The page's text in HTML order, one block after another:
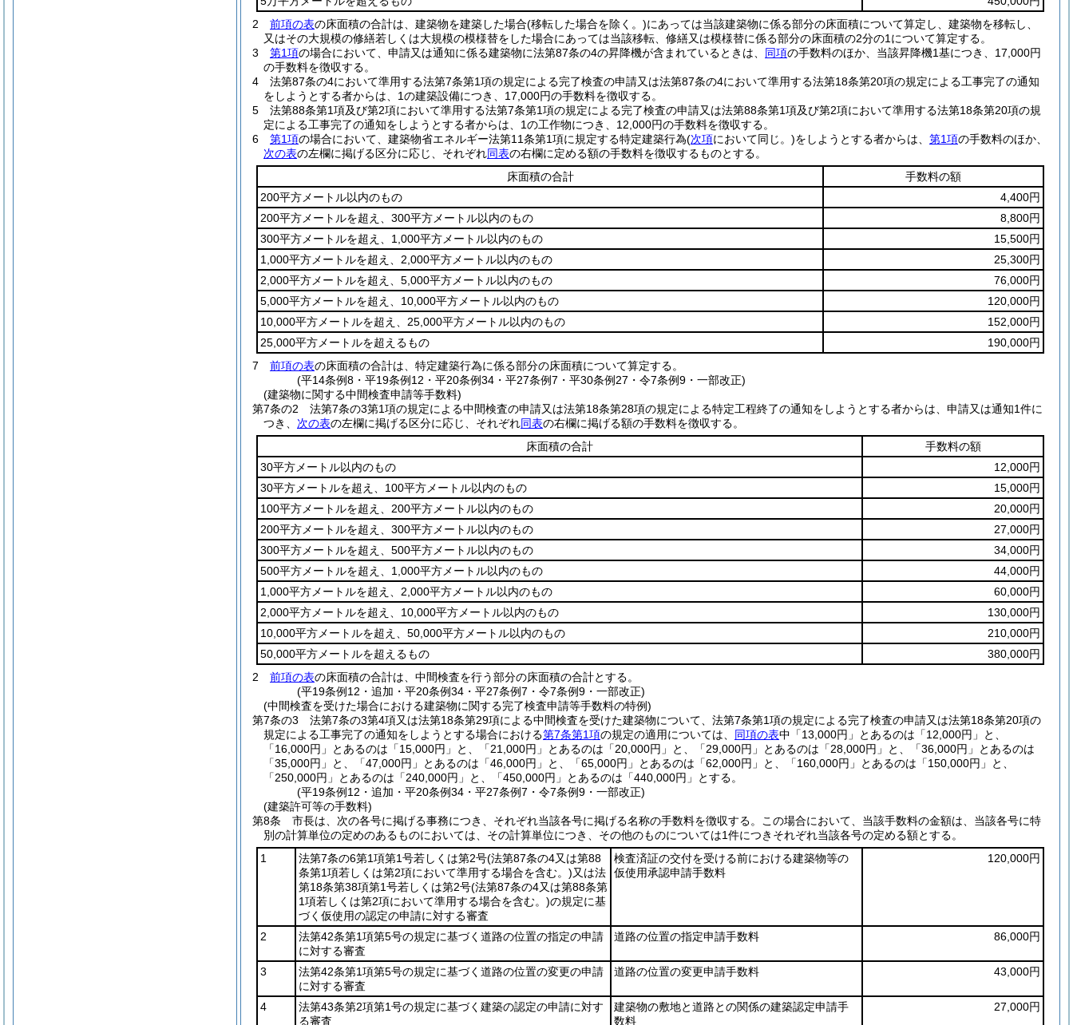
2
前項の表の床面積の合計は、建築物を建築した場合(移転した場合を除く。)にあっては当該建築物に係る部分の床面積について算定し、建築物を移転し、
又はその大規模の修繕若しくは大規模の模様替をした場合にあっては当該移転、修繕又は模様替に係る部分の床面積の2分の1について算定する。
3
第1項の場合において、申請又は通知に係る建築物に法第87条の4の昇降機が含まれているときは、 同項の手数料のほか、当該昇降機1基につき、17,000円
の手数料を徴収する。
4
法第87条の4において準用する法第7条第1項の規定による完了検査の申請又は法第87条の4において準用する法第18条第20項の規定による工事完了の通知
をしようとする者からは、1の建築設備につき、17,000円の手数料を徴収する。
5
法第88条第1項及び第2項において準用する法第7条第1項の規定による完了検査の申請又は法第88条第1項及び第2項において準用する法第18条第20項の規
定による工事完了の通知をしようとする者からは、1の工作物につき、12,000円の手数料を徴収する。
6
第1項の場合において、建築物省エネルギー法第11条第1項に規定する特定建築行為(次項において同じ。)をしようとする者からは、 第1項の手数料のほか、
次の表の左欄に掲げる区分に応じ、それぞれ同表の右欄に定める額の手数料を徴収するものとする。
床面積の合計
手数料の額
200平方メートル以内のもの
4,400円
200平方メートルを超え、300平方メートル以内のもの
8,800円
300平方メートルを超え、1,000平方メートル以内のもの
15,500円
1,000平方メートルを超え、2,000平方メートル以内のもの
25,300円
2,000平方メートルを超え、5,000平方メートル以内のもの
76,000円
5,000平方メートルを超え、10,000平方メートル以内のもの
120,000円
10,000平方メートルを超え、25,000平方メートル以内のもの
152,000円
25,000平方メートルを超えるもの
190,000円
7
前項の表の床面積の合計は、特定建築行為に係る部分の床面積について算定する。
(平14条例8・平19条例12・平20条例34・平27条例7・平30条例27・令7条例9・一部改正)
(建築物に関する中間検査申請等手数料)
第7条の2
法第7条の3第1項の規定による中間検査の申請又は法第18条第28項の規定による特定工程終了の通知をしようとする者からは、申請又は通知1件に
つき、 次の表の左欄に掲げる区分に応じ、それぞれ同表の右欄に掲げる額の手数料を徴収する。
床面積の合計
手数料の額
30平方メートル以内のもの
12,000円
30平方メートルを超え、100平方メートル以内のもの
15,000円
100平方メートルを超え、200平方メートル以内のもの
20,000円
200平方メートルを超え、300平方メートル以内のもの
27,000円
300平方メートルを超え、500平方メートル以内のもの
34,000円
500平方メートルを超え、1,000平方メートル以内のもの
44,000円
1,000平方メートルを超え、2,000平方メートル以内のもの
60,000円
2,000平方メートルを超え、10,000平方メートル以内のもの
130,000円
10,000平方メートルを超え、50,000平方メートル以内のもの
210,000円
50,000平方メートルを超えるもの
380,000円
2
前項の表の床面積の合計は、中間検査を行う部分の床面積の合計とする。
(平19条例12・追加・平20条例34・平27条例7・令7条例9・一部改正)
(中間検査を受けた場合における建築物に関する完了検査申請等手数料の特例)
第7条の3
法第7条の3第4項又は法第18条第29項による中間検査を受けた建築物について、法第7条第1項の規定による完了検査の申請又は法第18条第20項の
規定による工事完了の通知をしようとする場合における第7条第1項の規定の適用については、 同項の表中「13,000円」とあるのは「12,000円」と、
「16,000円」とあるのは「15,000円」と、「21,000円」とあるのは「20,000円」と、「29,000円」とあるのは「28,000円」と、「36,000円」とあるのは
「35,000円」と、「47,000円」とあるのは「46,000円」と、「65,000円」とあるのは「62,000円」と、「160,000円」とあるのは「150,000円」と、
「250,000円」とあるのは「240,000円」と、「450,000円」とあるのは「440,000円」とする。
(平19条例12・追加・平20条例34・平27条例7・令7条例9・一部改正)
(建築許可等の手数料)
第8条
市長は、次の各号に掲げる事務につき、それぞれ当該各号に掲げる名称の手数料を徴収する。
この場合において、当該手数料の金額は、当該各号に特
別の計算単位の定めのあるものにおいては、その計算単位につき、その他のものについては1件につきそれぞれ当該各号の定める額とする。
1
法第7条の6第1項第1号若しくは第2号(法第87条の4又は第88
条第1項若しくは第2項において準用する場合を含む。)又は法
第18条第38項第1号若しくは第2号(法第87条の4又は第88条第
1項若しくは第2項において準用する場合を含む。)の規定に基
づく仮使用の認定の申請に対する審査
検査済証の交付を受ける前における建築物等の
仮使用承認申請手数料
120,000円
2
法第42条第1項第5号の規定に基づく道路の位置の指定の申請
に対する審査
道路の位置の指定申請手数料 86,000円
3
法第42条第1項第5号の規定に基づく道路の位置の変更の申請
に対する審査
道路の位置の変更申請手数料 43,000円
4
法第43条第2項第1号の規定に基づく建築の認定の申請に対す
る審査
建築物の敷地と道路との関係の建築認定申請手
数料
27,000円